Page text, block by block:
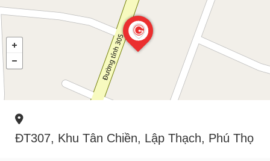
ĐT307, Khu Tân Chiền, Lập Thạch, Phú Thọ